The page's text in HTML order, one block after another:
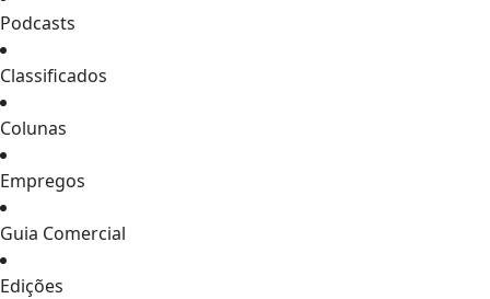
Podcasts
Classificados
Colunas
Empregos
Guia Comercial
Edições